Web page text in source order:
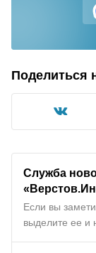
Поделиться
Служба
Если вы
выделите ее и